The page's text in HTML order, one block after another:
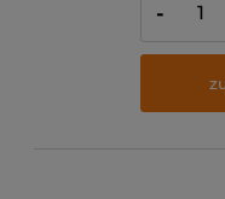
-